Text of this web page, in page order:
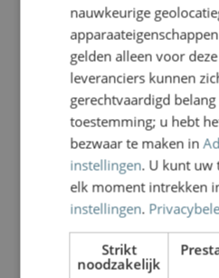
nauwkeurige
gelden alleen voor
leveranciers kunnen
gerechtvaardigd
toestemming; u hebt
bezwaar te maken in
instellingen. U kunt uw
elk moment intrekken
instellingen.
Strikt
noodzakelijk